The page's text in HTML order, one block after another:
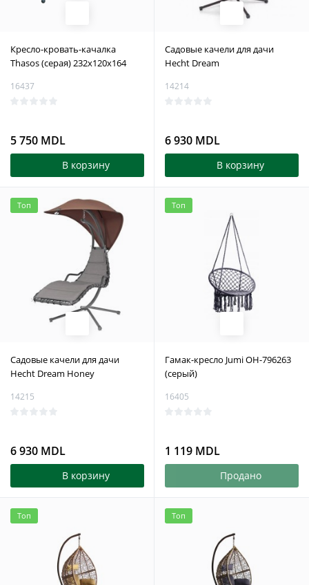
Кресло-кровать-качалка
Thasos (серая) 232x120x164
16437
5 750 MDL
В корзину
Садовые качели для дачи
Hecht Dream
14214
6 930 MDL
В корзину
Топ
Садовые качели для дачи
Hecht Dream Honey
14215
6 930 MDL
В корзину
Топ
Гамак-кресло Jumi OH-796263
(серый)
16405
1 119 MDL
Продано
Топ Топ